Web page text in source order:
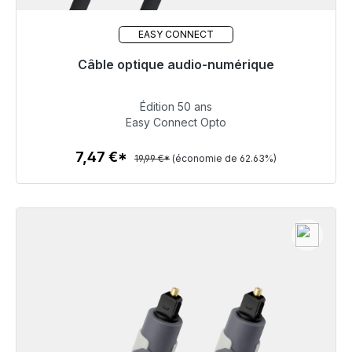
EASY CONNECT
Câble optique audio-numérique
Prêt à être expédié, délai de livraison 48h*
7,47 €
Détails
Édition 50 ans
Easy Connect Opto
7,47 €* 19,99 €* (économie de 62.63%)